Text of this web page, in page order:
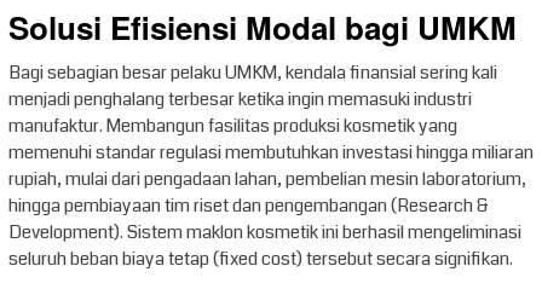
Solusi Efisiensi Modal bagi UMKM
Bagi sebagian besar pelaku UMKM, kendala finansial sering kali
menjadi penghalang terbesar ketika ingin memasuki industri
manufaktur. Membangun fasilitas produksi kosmetik yang
memenuhi standar regulasi membutuhkan investasi hingga miliaran
rupiah, mulai dari pengadaan lahan, pembelian mesin laboratorium,
hingga pembiayaan tim riset dan pengembangan (Research &
Development). Sistem maklon kosmetik ini berhasil mengeliminasi
seluruh beban biaya tetap (fixed cost) tersebut secara signifikan.